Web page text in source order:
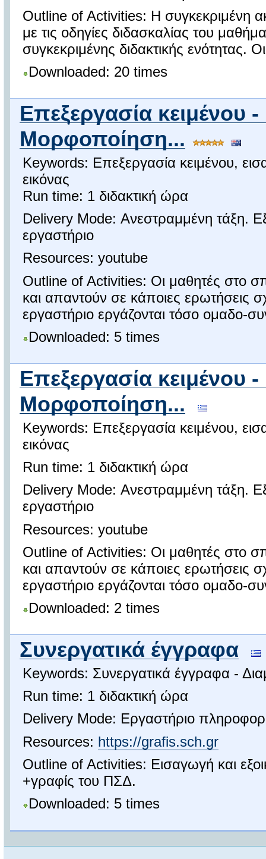
Outline of Activities: Η συγκεκριμένη
με τις οδηγίες διδασκαλίας του
συγκεκριμένης διδακτικής ενότητας.
Downloaded: 20 times
Επεξεργασία κειμένου
Μορφοποίηση...
Keywords: Επεξεργασία κειμένου,
εικόνας
Run time: 1 διδακτική ώρα
Delivery Mode: Ανεστραμμένη τάξη.
εργαστήριο
Resources: youtube
Outline of Activities: Οι μαθητές στο
και απαντούν σε κάποιες ερωτήσεις
εργαστήριο εργάζονται τόσο ομαδο-
Downloaded: 5 times
Επεξεργασία κειμένου
Μορφοποίηση...
Keywords: Επεξεργασία κειμένου,
εικόνας
Run time: 1 διδακτική ώρα
Delivery Mode: Ανεστραμμένη τάξη.
εργαστήριο
Resources: youtube
Outline of Activities: Οι μαθητές στο
και απαντούν σε κάποιες ερωτήσεις
εργαστήριο εργάζονται τόσο ομαδο-
Downloaded: 2 times
Συνεργατικά έγγραφα
Keywords: Συνεργατικά έγγραφα -
Run time: 1 διδακτική ώρα
Delivery Mode: Εργαστήριο
Resources: https://grafis.sch.gr
Outline of Activities: Εισαγωγή και
+γραφίς του ΠΣΔ.
Downloaded: 5 times